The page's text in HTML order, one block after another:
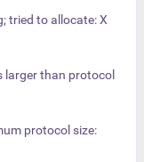
tried to allocate: X
larger than protocol
protocol size: